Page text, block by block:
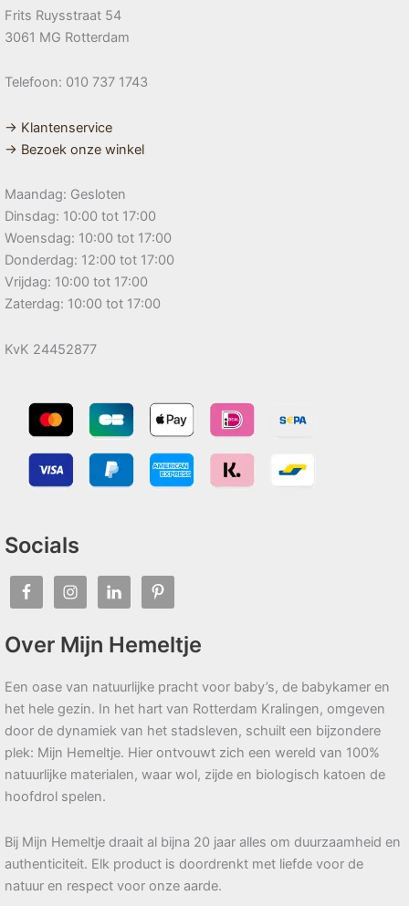
Frits Ruysstraat 54
3061 MG Rotterdam
Telefoon: 010 737 1743
→ Klantenservice
→ Bezoek onze winkel
Maandag: Gesloten
Dinsdag: 10:00 tot 17:00
Woensdag: 10:00 tot 17:00
Donderdag: 12:00 tot 17:00
Vrijdag: 10:00 tot 17:00
Zaterdag: 10:00 tot 17:00
KvK 24452877
Socials
Over Mijn Hemeltje
Een oase van natuurlijke pracht voor baby’s, de babykamer en
het hele gezin. In het hart van Rotterdam Kralingen, omgeven
door de dynamiek van het stadsleven, schuilt een bijzondere
plek: Mijn Hemeltje. Hier ontvouwt zich een wereld van 100%
natuurlijke materialen, waar wol, zijde en biologisch katoen de
hoofdrol spelen.
Bij Mijn Hemeltje draait al bijna 20 jaar alles om duurzaamheid en
authenticiteit. Elk product is doordrenkt met liefde voor de
natuur en respect voor onze aarde.